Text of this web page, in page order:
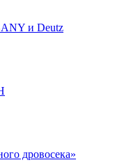
и Deutz
дровосека»